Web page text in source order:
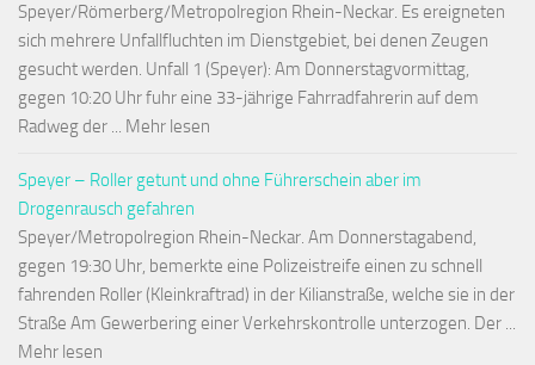
Speyer/Römerberg/Metropolregion Rhein-Neckar. Es ereigneten
sich mehrere Unfallfluchten im Dienstgebiet, bei denen Zeugen
gesucht werden. Unfall 1 (Speyer): Am Donnerstagvormittag,
gegen 10:20 Uhr fuhr eine 33-jährige Fahrradfahrerin auf dem
Radweg der ... Mehr lesen
Speyer – Roller getunt und ohne Führerschein aber im
Drogenrausch gefahren
Speyer/Metropolregion Rhein-Neckar. Am Donnerstagabend,
gegen 19:30 Uhr, bemerkte eine Polizeistreife einen zu schnell
fahrenden Roller (Kleinkraftrad) in der Kilianstraße, welche sie in der
Straße Am Gewerbering einer Verkehrskontrolle unterzogen. Der ...
Mehr lesen